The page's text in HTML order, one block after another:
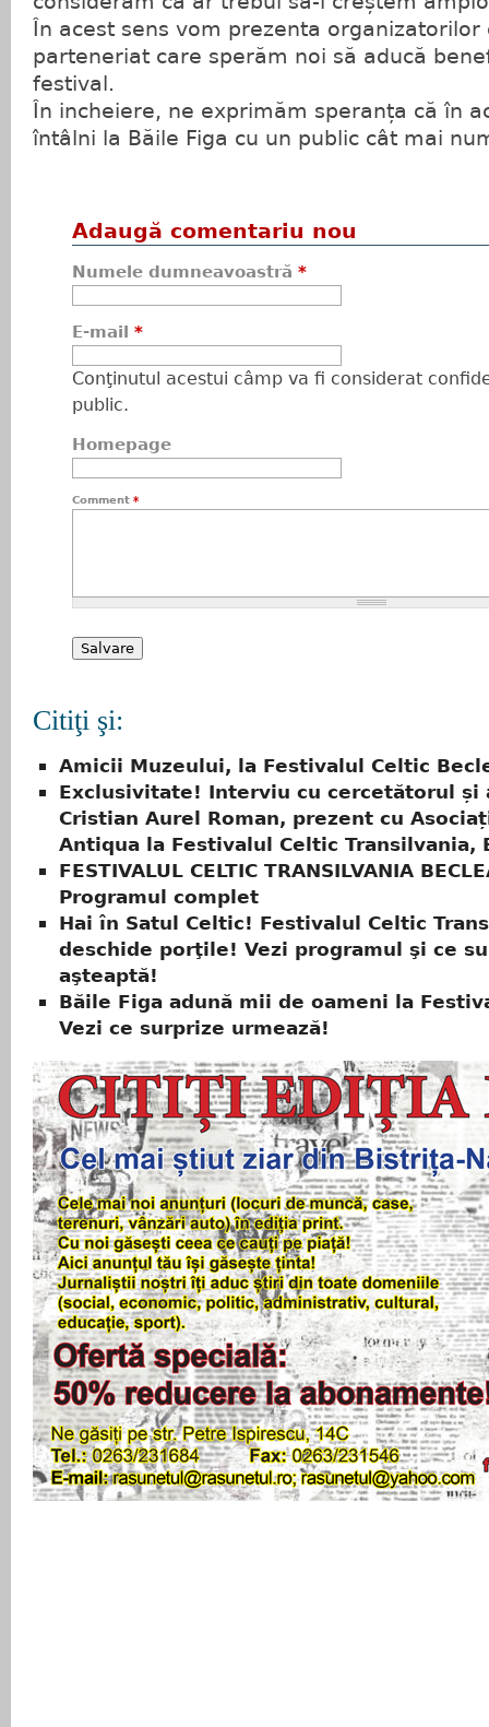
În acest sens vom prezenta
parteneriat care sperăm noi să aducă
festival.
În incheiere, ne exprimăm speranța că în
întâlni la Băile Figa cu un public cât mai
Adaugă comentariu nou
Numele dumneavoastră *
E-mail *
Conţinutul acestui câmp va fi considerat
public.
Homepage
Comment *
Citiţi şi:
Amicii Muzeului, la Festivalul Celtic
Exclusivitate! Interviu cu cercetătorul și
Cristian Aurel Roman, prezent cu
Antiqua la Festivalul Celtic Transilvania,
FESTIVALUL CELTIC TRANSILVANIA
Programul complet
Hai în Satul Celtic! Festivalul Celtic
deschide porţile! Vezi programul şi ce
aşteaptă!
Băile Figa adună mii de oameni la
Vezi ce surprize urmează!